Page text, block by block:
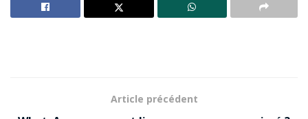
Article précédent